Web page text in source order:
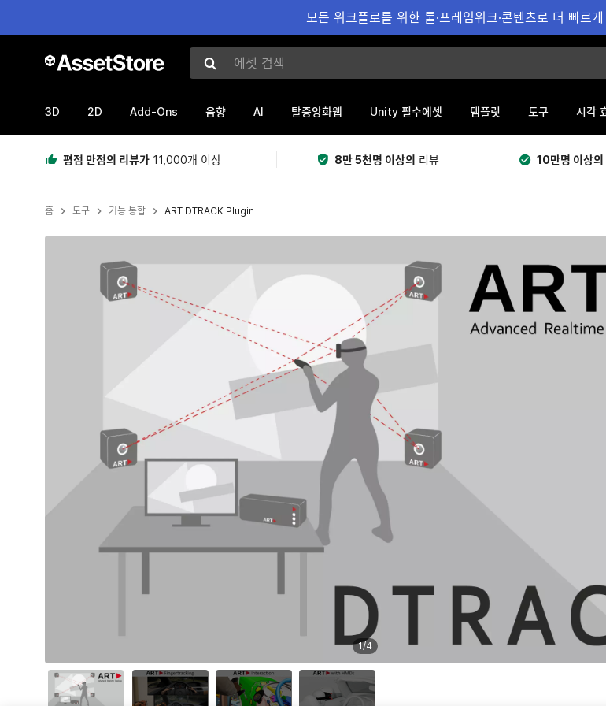
모든 워크플로를 위한 툴·프레임워크·콘텐츠로 더 빠
에셋 검색
3D 2D Add-Ons 음향 AI 탈중앙화웹 Unity 필수에셋 템플릿 도구 시각
평점 만점의 리뷰가 11,000개 이상 8만 5천명 이상의 리뷰 10만명 이상의
홈 도구 기능 통합 ART DTRACK Plugin
1/4